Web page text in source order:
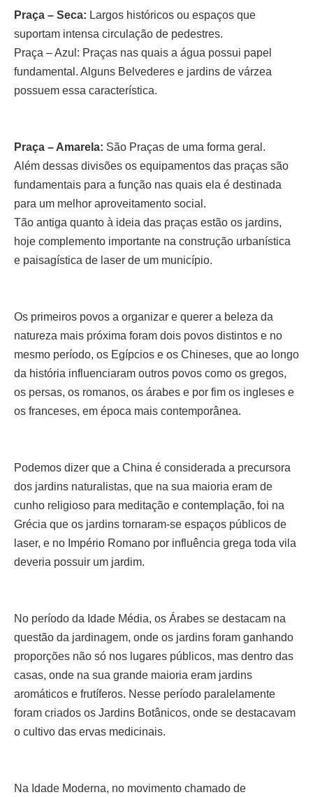
Praça – Seca: Largos históricos ou espaços que
suportam intensa circulação de pedestres.
Praça – Azul: Praças nas quais a água possui papel
fundamental. Alguns Belvederes e jardins de várzea
possuem essa característica.
Praça – Amarela: São Praças de uma forma geral.
Além dessas divisões os equipamentos das praças são
fundamentais para a função nas quais ela é destinada
para um melhor aproveitamento social.
Tão antiga quanto à ideia das praças estão os jardins,
hoje complemento importante na construção urbanística
e paisagística de laser de um município.
Os primeiros povos a organizar e querer a beleza da
natureza mais próxima foram dois povos distintos e no
mesmo período, os Egípcios e os Chineses, que ao longo
da história influenciaram outros povos como os gregos,
os persas, os romanos, os árabes e por fim os ingleses e
os franceses, em época mais contemporânea.
Podemos dizer que a China é considerada a precursora
dos jardins naturalistas, que na sua maioria eram de
cunho religioso para meditação e contemplação, foi na
Grécia que os jardins tornaram-se espaços públicos de
laser, e no Império Romano por influência grega toda vila
deveria possuir um jardim.
No período da Idade Média, os Árabes se destacam na
questão da jardinagem, onde os jardins foram ganhando
proporções não só nos lugares públicos, mas dentro das
casas, onde na sua grande maioria eram jardins
aromáticos e frutíferos. Nesse período paralelamente
foram criados os Jardins Botânicos, onde se destacavam
o cultivo das ervas medicinais.
Na Idade Moderna, no movimento chamado de